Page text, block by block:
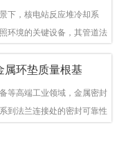
下，核电站反应堆冷却系
环境的关键设备，其管道法
科技有限公司深耕金属密封
垫及RX/BX系列高压环垫等
，为核电装备抗辐照密封提
属环垫质量根基
等高端工业领域，金属密封
到法兰连接处的密封可靠性